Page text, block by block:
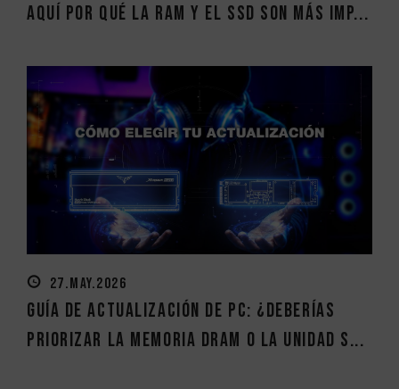
aquí por qué la RAM y el SSD son más imp...
27.MAY.2026
Guía de actualización de PC: ¿Deberías
priorizar la memoria DRAM o la unidad S...